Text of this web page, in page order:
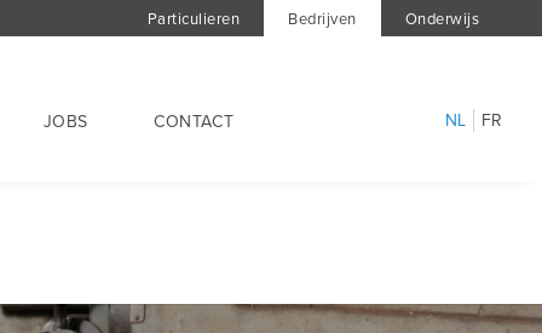
Particulieren Bedrijven Onderwijs
JOBS CONTACT NL FR